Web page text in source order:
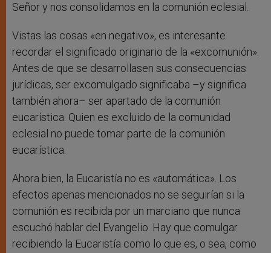
Señor y nos consolidamos en la comunión eclesial.
Vistas las cosas «en negativo», es interesante
recordar el significado originario de la «excomunión».
Antes de que se desarrollasen sus consecuencias
jurídicas, ser excomulgado significaba –y significa
también ahora– ser apartado de la comunión
eucarística. Quien es excluido de la comunidad
eclesial no puede tomar parte de la comunión
eucarística.
Ahora bien, la Eucaristía no es «automática». Los
efectos apenas mencionados no se seguirían si la
comunión es recibida por un marciano que nunca
escuchó hablar del Evangelio. Hay que comulgar
recibiendo la Eucaristía como lo que es, o sea, como